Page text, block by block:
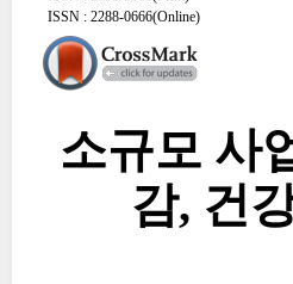
ISSN : 2288-0666(Online)
소규모 사
감, 건